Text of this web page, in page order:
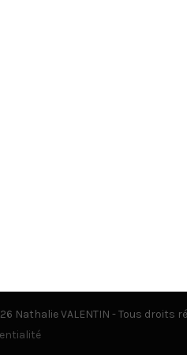
Nathalie VALENTIN - Tous droits